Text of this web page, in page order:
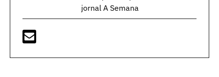
jornal A Semana